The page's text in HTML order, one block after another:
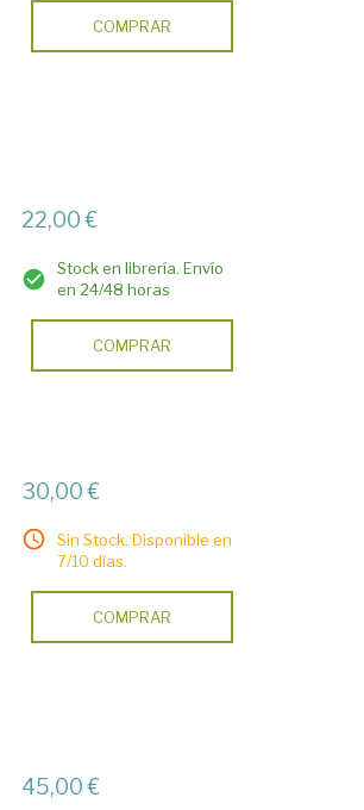
COMPRAR
22,00 €
Stock en librería. Envío
en 24/48 horas
COMPRAR
30,00 €
Sin Stock. Disponible en
7/10 días.
COMPRAR
45,00 €